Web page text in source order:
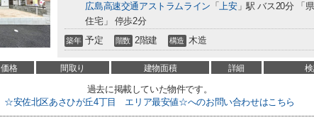
広島高速交通アストラムライン 「上安」駅 バス20分 「
住宅」 停歩2分
築年 予定 階数 2階建 構造 木造
価格 間取り 建物面積 詳細
過去に掲載していた物件です。
☆安佐北区あさひが丘4丁目 エリア最安値☆へのお問い合わせはこちら